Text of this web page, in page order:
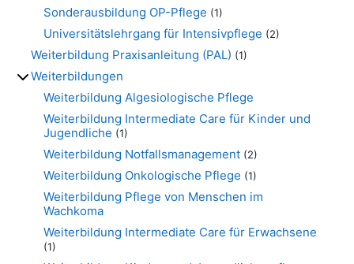
Sonderausbildung OP-Pflege (1)
Universitätslehrgang für Intensivpflege (2)
Weiterbildung Praxisanleitung (PAL) (1)
Weiterbildungen
Weiterbildung Algesiologische Pflege
Weiterbildung Intermediate Care für Kinder und
Jugendliche (1)
Weiterbildung Notfallsmanagement (2)
Weiterbildung Onkologische Pflege (1)
Weiterbildung Pflege von Menschen im
Wachkoma
Weiterbildung Intermediate Care für Erwachsene
(1)